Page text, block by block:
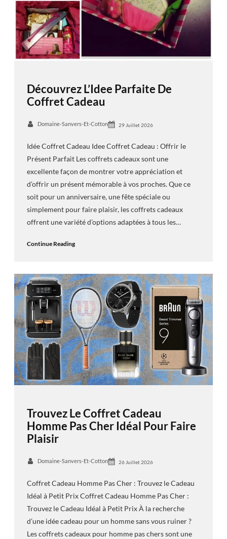
Découvrez L’Idee Parfaite De
Coffret Cadeau
Domaine-Sanvers-Et-Cotton 29 Juillet 2026
Idée Coffret Cadeau Idee Coffret Cadeau : Offrir le
Présent Parfait Les coffrets cadeaux sont une
excellente façon de montrer votre appréciation et
d’offrir un présent mémorable à vos proches. Que ce
soit pour un anniversaire, une fête spéciale ou
simplement pour faire plaisir, les coffrets cadeaux
offrent une variété d’options adaptées à tous les…
Continue Reading
Trouvez Le Coffret Cadeau
Homme Pas Cher Idéal Pour Faire
Plaisir
Domaine-Sanvers-Et-Cotton 26 Juillet 2026
Coffret Cadeau Homme Pas Cher : Trouvez le Cadeau
Idéal à Petit Prix Coffret Cadeau Homme Pas Cher :
Trouvez le Cadeau Idéal à Petit Prix À la recherche
d’une idée cadeau pour un homme sans vous ruiner ?
Les coffrets cadeaux pour homme pas chers sont une